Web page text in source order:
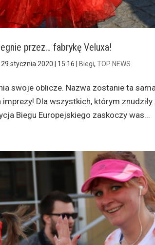
przez… fabrykę Veluxa!
29 stycznia 2020 | 15:16 Biegi, TOP NEWS
swoje oblicze. Nazwa zostanie ta
Dla wszystkich, którym
Biegu Europejskiego zaskoczy was...